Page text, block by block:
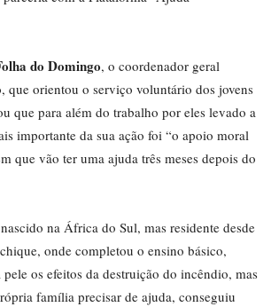
do Domingo, o coordenador geral
que orientou o serviço voluntário dos jovens
que para além do trabalho por eles levado a
importante da sua ação foi “o apoio moral
que vão ter uma ajuda três meses depois do
na África do Sul, mas residente desde
onde completou o ensino básico,
os efeitos da destruição do incêndio, mas
família precisar de ajuda, conseguiu